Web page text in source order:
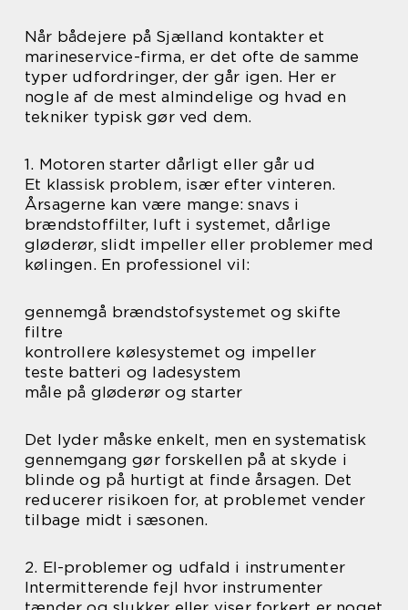
Når bådejere på Sjælland kontakter et
marineservice-firma, er det ofte de samme
typer udfordringer, der går igen. Her er
nogle af de mest almindelige og hvad en
tekniker typisk gør ved dem.
1. Motoren starter dårligt eller går ud
Et klassisk problem, især efter vinteren.
Årsagerne kan være mange: snavs i
brændstoffilter, luft i systemet, dårlige
gløderør, slidt impeller eller problemer med
kølingen. En professionel vil:
gennemgå brændstofsystemet og skifte
filtre
kontrollere kølesystemet og impeller
teste batteri og ladesystem
måle på gløderør og starter
Det lyder måske enkelt, men en systematisk
gennemgang gør forskellen på at skyde i
blinde og på hurtigt at finde årsagen. Det
reducerer risikoen for, at problemet vender
tilbage midt i sæsonen.
2. El-problemer og udfald i instrumenter
Intermitterende fejl hvor instrumenter